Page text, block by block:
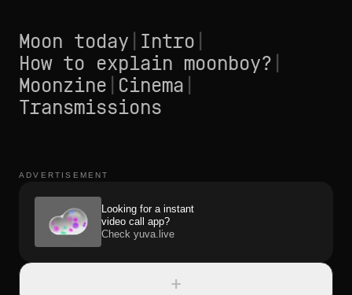
Moon today Intro
How to explain moonboy?
Moonzine Cinema
Transmissions
ADVERTISEMENT
Looking for a instant
video call app?
Check yuva.live
+